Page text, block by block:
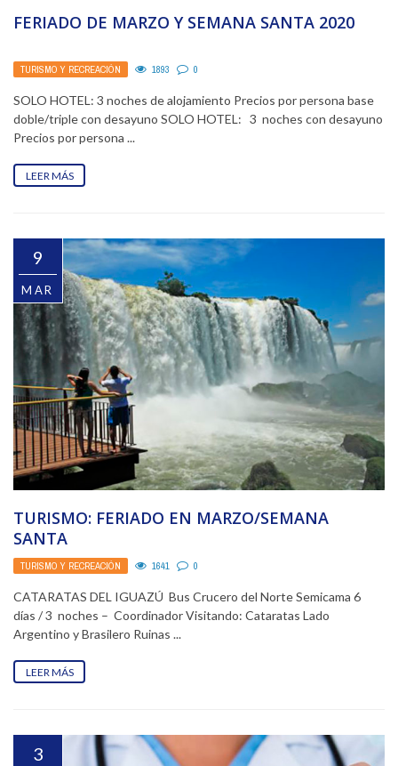
FERIADO DE MARZO Y SEMANA SANTA 2020
TURISMO Y RECREACIÓN 1893 0
SOLO HOTEL: 3 noches de alojamiento Precios por persona base
doble/triple con desayuno SOLO HOTEL: 3 noches con desayuno
Precios por persona ...
LEER MÁS
9
MAR
TURISMO: FERIADO EN MARZO/SEMANA
SANTA
TURISMO Y RECREACIÓN 1641 0
CATARATAS DEL IGUAZÚ Bus Crucero del Norte Semicama 6
días / 3 noches – Coordinador Visitando: Cataratas Lado
Argentino y Brasilero Ruinas ...
LEER MÁS
3